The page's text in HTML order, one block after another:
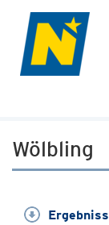
Wölbling